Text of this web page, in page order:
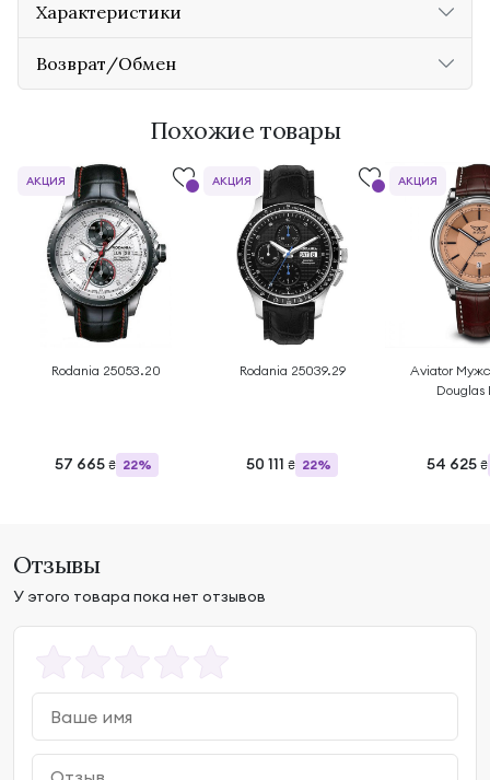
Характеристики
Возврат/Обмен
Похожие товары
Rodania 25053.20
57 665 ₴ 22%
АКЦИЯ
Rodania 25039.29
50 111 ₴ 22%
АКЦИЯ
Aviator
Douglas
54 625 ₴
АКЦИЯ
Отзывы
У этого товара пока нет отзывов